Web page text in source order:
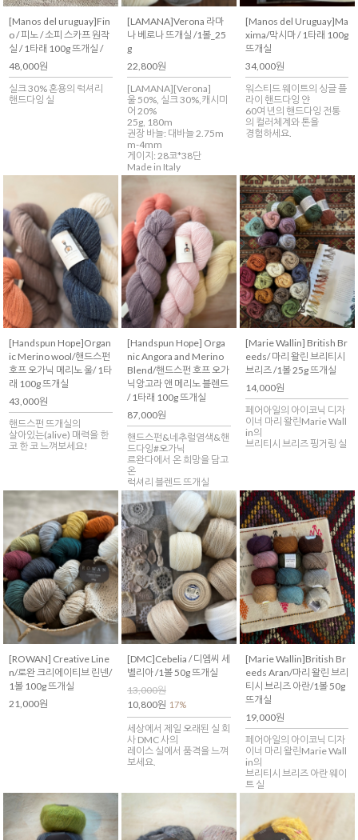
[Manos del uruguay]Fin
o / 피노 / 소피 스카프 원작
실 / 1타래 100g 뜨개실 /
48,000원
실크 30% 혼용의 럭셔리
핸드다잉 실
[LAMANA]Verona 라마
나 베로나 뜨개실 /1볼_25
g
22,800원
[LAMANA][Verona]
울 50%, 실크 30%,캐시미
어 20%
25g, 180m
권장 바늘: 대바늘 2.75m
m-4mm
게이지: 28코*38단
Made in Italy
[Manos del Uruguay]Ma
xima/막시마 / 1타래 100g
뜨개실
34,000원
워스티드 웨이트의 싱글 플
라이 핸드다잉 얀
60여 년의 핸드다잉 전통
의 컬러체계와 톤을
경험하세요.
[Handspun Hope]Organ
ic Merino wool/핸드스펀
호프 오가닉 메리노 울/ 1타
래 100g 뜨개실
43,000원
핸드스펀 뜨개실의
살아있는(alive) 매력을 한
코 한 코 느껴보세요!
[Handspun Hope] Orga
nic Angora and Merino
Blend/핸드스펀 호프 오가
닉앙고라 앤 메리노 블렌드
/ 1타래 100g 뜨개실
87,000원
핸드스펀&네추럴염색&핸
드다잉#오가닉
르완다에서 온 희망을 담고
온
럭셔리 블렌드 뜨개실
[Marie Wallin] British Br
eeds/ 마리 왈린 브리티시
브리즈 /1볼 25g 뜨개실
14,000원
페어아일의 아이코닉 디자
이너 마리 왈린Marie Wall
in의
브리티시 브리즈 핑거링 실
[ROWAN] Creative Line
n/로완 크리에이티브 린넨/
1볼 100g 뜨개실
21,000원
[DMC]Cebelia / 디엠씨 세
벨리아 /1볼 50g 뜨개실
13,000원
10,800원 17%
세상에서 제일 오래된 실 회
사 DMC 사의
레이스 실에서 품격을 느껴
보세요.
[Marie Wallin]British Br
eeds Aran/마리 왈린 브리
티시 브리즈 아란/1볼 50g
뜨개실
19,000원
페어아일의 아이코닉 디자
이너 마리 왈린Marie Wall
in의
브리티시 브리즈 아란 웨이
트 실